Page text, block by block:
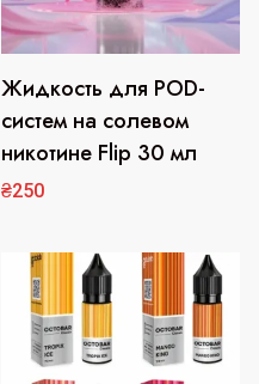
Жидкость для POD-
систем на солевом
никотине Flip 30 мл
₴250
Этот
товар
вариаций.
можно
выбрать
странице
товара.